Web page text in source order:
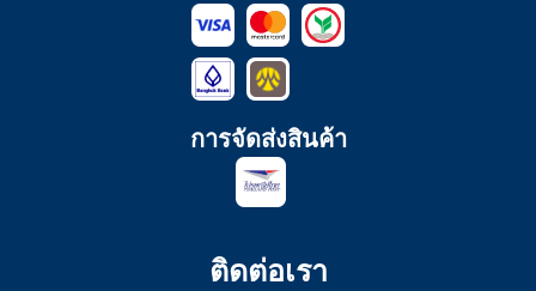
การจัดส่งสินค้า
ติดต่อเรา